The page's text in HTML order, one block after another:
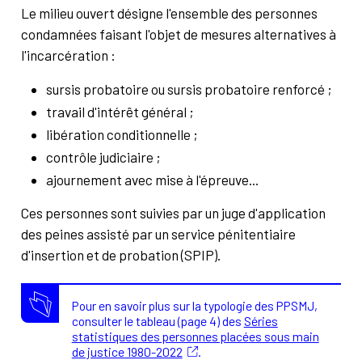
Le milieu ouvert désigne l'ensemble des personnes
condamnées faisant l'objet de mesures alternatives à
l'incarcération :
sursis probatoire ou sursis probatoire renforcé ;
travail d'intérêt général ;
libération conditionnelle ;
contrôle judiciaire ;
ajournement avec mise à l'épreuve...
Ces personnes sont suivies par un juge d'application
des peines assisté par un service pénitentiaire
d'insertion et de probation (SPIP).
Pour en savoir plus sur la typologie des PPSMJ,
consulter le tableau (page 4) des Séries
statistiques des personnes placées sous main
de justice 1980-2022
.